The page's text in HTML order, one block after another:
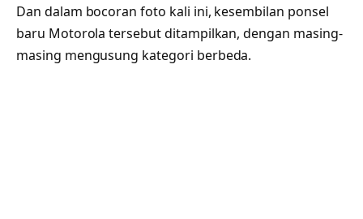
Dan dalam bocoran foto kali ini, kesembilan ponsel
baru Motorola tersebut ditampilkan, dengan masing-
masing mengusung kategori berbeda.